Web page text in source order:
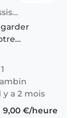
Offre d'emploi pour assistante maternelle à Créteil
a 2 mois
9,00 €/heure